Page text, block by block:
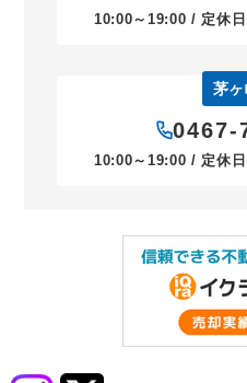
10:00～19:00 / 定休
茅
0467-
10:00～19:00 / 定休